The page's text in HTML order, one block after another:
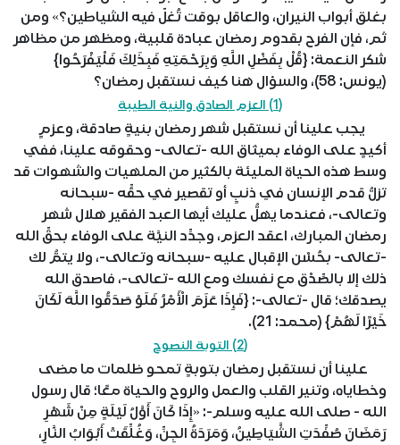
بغلق أبواب النيران، والعاقل بوقت تُغلّ فيه الشياطين؟» ومن
ثم، فإن الفرح بقدوم رمضان عبادة قلبية، ومظهر من مظاهر
شكر النعمة: {قُلْ بِفَضْلِ اللَّهِ وَبِرَحْمَتِهِ فَبِذَلِكَ فَلْيَفْرَحُوا}
(يونس: 58)، والسؤال هنا كيف نستقبل رمضان؟
(1) العزم الصادق والنية الطيبة
يجب علينا أن نستقبل شهر رمضان بنيةٍ صادقة، وعزمٍ
أكيدٍ على الوفاء بميثاق الله -تعالى- وحقوقه علينا، ففي
وسط هذه الحياة المليئة بالكثير من الملهيات والشهوات قد
تزلُّ قدم الإنسان في ذنبٍ أو تقصير في حقِّه -سبحانه
وتعالى-، فعندما يهلُّ عليك أيها العبد الفقير هلال شهر
رمضان المبارك، اعقد العزم، وجدِّد النيَّة على الوفاء بحقِّ الله
-تعالى- بحُسْن الإقبال عليه -سبحانه وتعالى-، ولا يتمُّ لك
ذلك إلا بالصِّدْق مع نفسك ومع الله -تعالى-، فاصدق الله
يصدقك؛ قال -تعالى-: {فَإِذَا عَزَمَ الْأَمْرُ فَلَوْ صَدَقُوا اللَّهَ لَكَانَ
خَيْرًا لَهُمْ} (محمد: 21).
(2) التوبة النصوح
علينا أن نستقبل رمضان بتوبةٍ تمحو ظلمات ما مضى
وخطاياه، وتنير القلب والعمل والروح والحياة معًا؛ قال رسول
الله - صلى الله عليه وسلم-: «إِذَا كَانَ أَوَّلُ لَيْلَةٍ مِنْ شَهْرِ
رَمَضَانَ صُفِّدَتِ الشَّيَاطِينُ، وَمَرَدَةُ الجِنِّ، وَغُلِّقَتْ أَبْوَابُ النَّارِ،